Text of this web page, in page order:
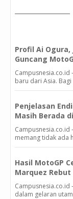
Profil Ai Ogura,
Guncang
Campusnesia.co.id
baru dari Asia.
Penjelasan
Masih Berada
memang tidak ada
Hasil MotoGP
Marquez
Campusnesia.co.id
dalam gelaran